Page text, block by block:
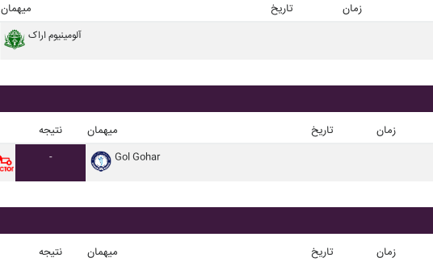
میهمان تاریخ زمان
آلومينيوم اراک
نتیجه میهمان تاریخ زمان
- Gol Gohar
نتیجه میهمان تاریخ زمان